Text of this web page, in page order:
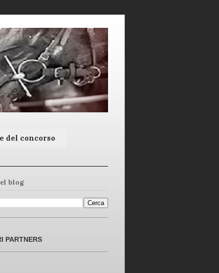
del concorso
blog
PARTNERS